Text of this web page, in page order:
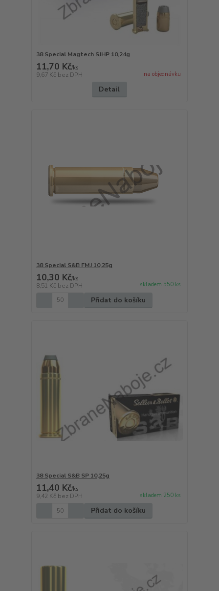
38 Special Magtech SJHP 10,24g
11,70 Kč/ks
9,67 Kč bez DPH na objednávku
Detail
38 Special S&B FMJ 10,25g
10,30 Kč/ks
8,51 Kč bez DPH skladem 550 ks
Přidat do košíku
38 Special S&B SP 10,25g
11,40 Kč/ks
9,42 Kč bez DPH skladem 250 ks
Přidat do košíku